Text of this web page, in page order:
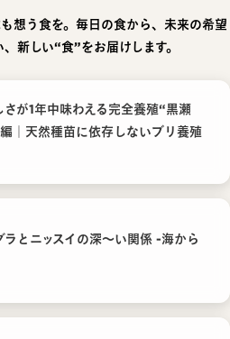
想う食を。毎日の食から、未来の希望
新しい“食”をお届けします。
さが1年中味わえる完全養殖“黒瀬
｜天然種苗に依存しないブリ養殖
ラとニッスイの深〜い関係 -海から